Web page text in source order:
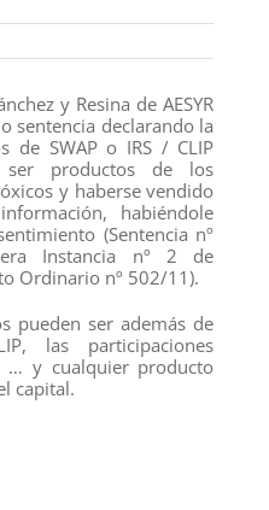
y Resina de AESYR
sentencia declarando la
de SWAP o IRS / CLIP
ser productos de los
y haberse vendido
habiéndole
(Sentencia nº
Instancia nº 2 de
Ordinario nº 502/11).
pueden ser además de
las participaciones
… y cualquier producto
capital.